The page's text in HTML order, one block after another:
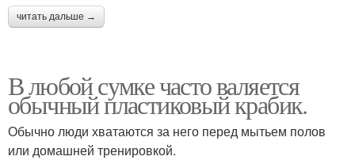
читать дальше →
В любой сумке часто валяется
обычный пластиковый крабик.
Обычно люди хватаются за него перед мытьем полов
или домашней тренировкой.